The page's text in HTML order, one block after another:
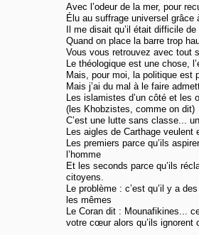
Avec l’odeur de la mer, pour
Élu au suffrage universel grâce
Il me disait qu’il était difficile
Quand on place la barre trop
Vous vous retrouvez avec tout
Le théologique est une chose,
Mais, pour moi, la politique est
Mais j’ai du mal à le faire
Les islamistes d’un côté et les
(les Khobzistes, comme on dit)
C’est une lutte sans classe...
Les aigles de Carthage
Les premiers parce qu’ils
l’homme
Et les seconds parce qu’ils
citoyens.
Le problème : c’est qu’il y a
les mêmes
Le Coran dit : Mounafikines...
votre cœur alors qu’ils ignorent